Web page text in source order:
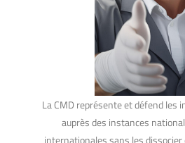
La CMD représente et défend les
auprès des instances